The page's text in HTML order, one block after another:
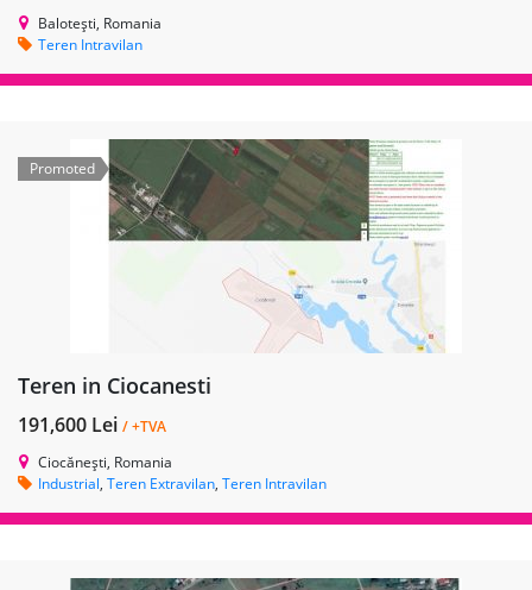
Balotești, Romania
Teren Intravilan
Promoted
Teren in Ciocanesti
191,600 Lei / +TVA
Ciocănești, Romania
Industrial, Teren Extravilan, Teren Intravilan